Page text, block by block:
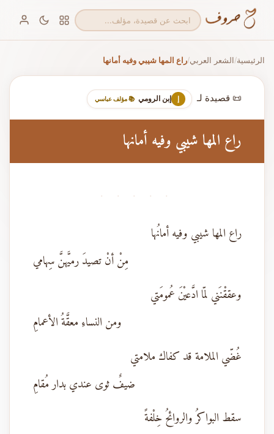
الرئيسية/الشعر العربي/راع المها شيبي وفيه أمانها
📜 قصيدة لـ إ إبن الرومي 📚 مؤلف عباسي
راع المها شيبي وفيه أمانها
· · · · ·
راع المها شيبي وفيه أمانُها
مِنْ أنْ تصيدَ رميَّهنَّ سِهامي
وعققْنَني لمّا ادَّعيْنَ عُمومَتي
ومن النساءِ معقَّةُ الأعمامِ
غُضّي الملامة قد كفاك ملامتي
ضيفٌ ثوى عندي بدار مُقامِ
سقط البواكرُ والروائحُ خِلْفةً